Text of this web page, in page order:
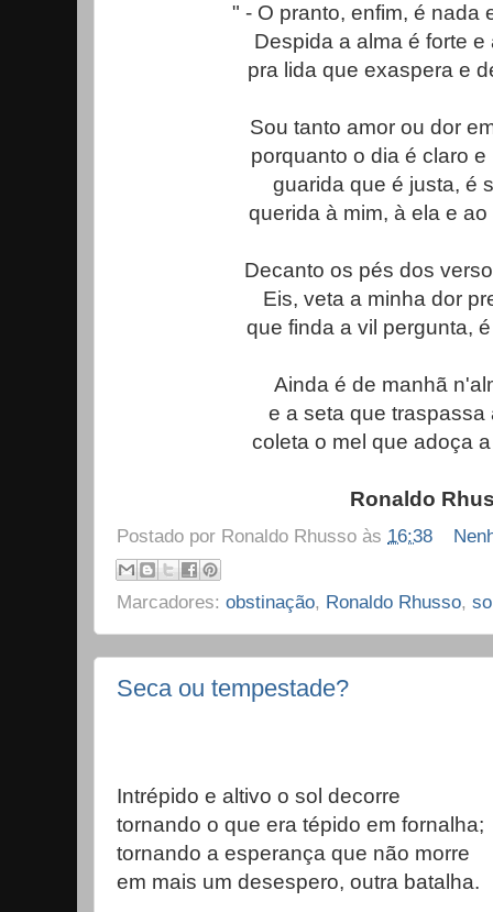
" - O pranto, enfim, é nada
Despida a alma é forte e
pra lida que exaspera e
Sou tanto amor ou dor
porquanto o dia é claro
guarida que é justa, é
querida à mim, à ela e
Decanto os pés dos
Eis, veta a minha dor
que finda a vil pergunta,
Ainda é de manhã
e a seta que traspassa
coleta o mel que adoça
Ronaldo
Postado por Ronaldo Rhusso às 16:38
Marcadores: obstinação, Ronaldo Rhusso,
Seca ou tempestade?
Intrépido e altivo o sol decorre
tornando o que era tépido em fornalha;
tornando a esperança que não morre
em mais um desespero, outra batalha.